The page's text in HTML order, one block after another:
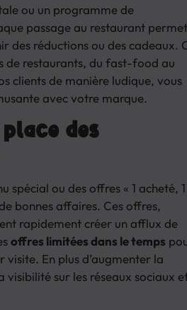
ou un programme de
passage au restaurant permet
des réductions ou des cadeaux.
de restaurants, du fast-food au
clients de manière ludique, vous
avec votre marque.
des
ou des offres « 1 acheté, 1
bonnes affaires. Ces offres,
rapidement créer un afflux de
offres limitées dans le temps
visite. En plus d’augmenter la
sur les réseaux sociaux